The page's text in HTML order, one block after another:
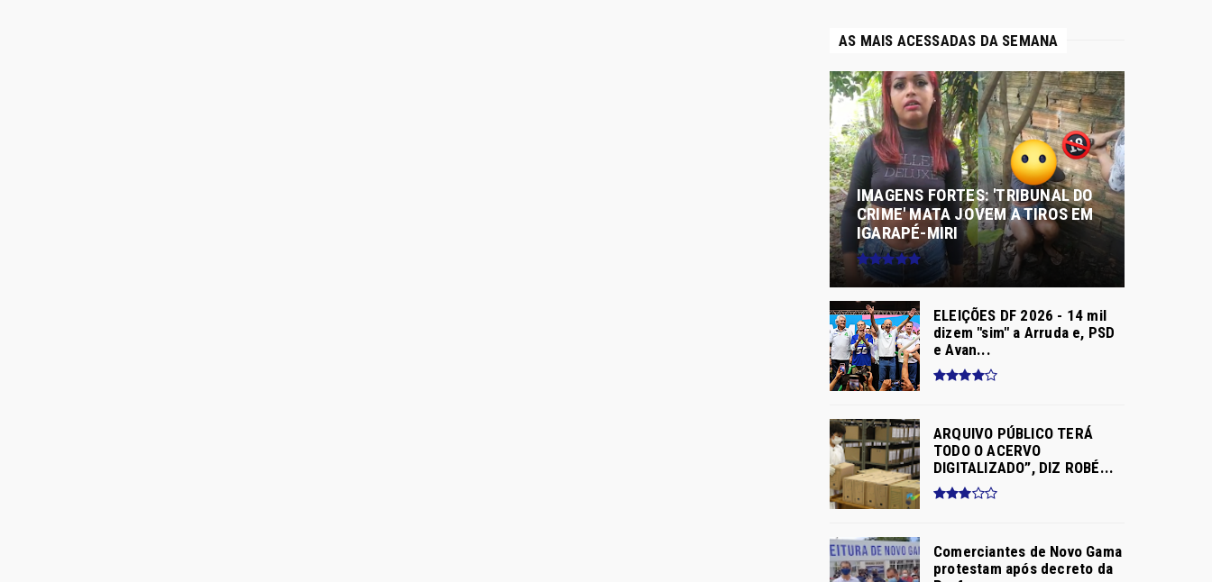
AS MAIS ACESSADAS DA SEMANA
IMAGENS FORTES: 'TRIBUNAL DO
CRIME' MATA JOVEM A TIROS EM
IGARAPÉ-MIRI
ELEIÇÕES DF 2026 - 14 mil
dizem "sim" a Arruda e, PSD
e Avan...
ARQUIVO PÚBLICO TERÁ
TODO O ACERVO
DIGITALIZADO”, DIZ ROBÉ...
Comerciantes de Novo Gama
protestam após decreto da